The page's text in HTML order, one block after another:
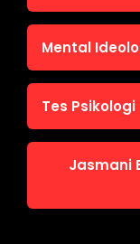
Penalaran
Tes
Jasmani A
Mental
Mental Ideologi
Tes Psikologi
Tes
Tes
Tes
Jasmani